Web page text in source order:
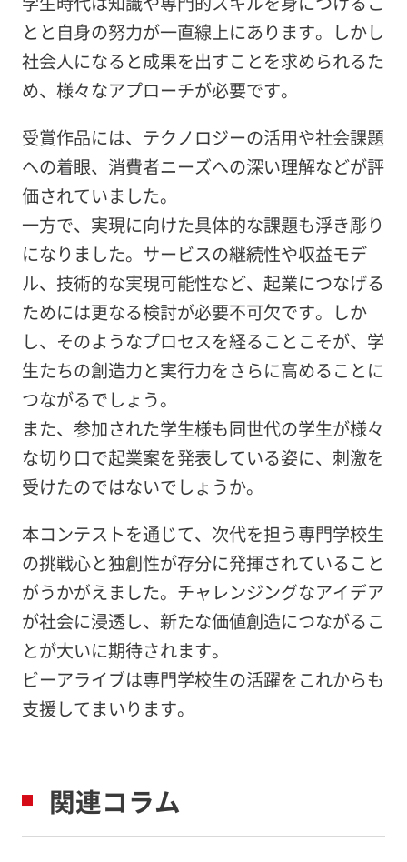
とと自身の努力が一直線上にあります。しかし
社会人になると成果を出すことを求められるた
め、様々なアプローチが必要です。
受賞作品には、テクノロジーの活用や社会課題
への着眼、消費者ニーズへの深い理解などが評
価されていました。
一方で、実現に向けた具体的な課題も浮き彫り
になりました。サービスの継続性や収益モデ
ル、技術的な実現可能性など、起業につなげる
ためには更なる検討が必要不可欠です。しか
し、そのようなプロセスを経ることこそが、学
生たちの創造力と実行力をさらに高めることに
つながるでしょう。
また、参加された学生様も同世代の学生が様々
な切り口で起業案を発表している姿に、刺激を
受けたのではないでしょうか。
本コンテストを通じて、次代を担う専門学校生
の挑戦心と独創性が存分に発揮されていること
がうかがえました。チャレンジングなアイデア
が社会に浸透し、新たな価値創造につながるこ
とが大いに期待されます。
ビーアライブは専門学校生の活躍をこれからも
支援してまいります。
関連コラム